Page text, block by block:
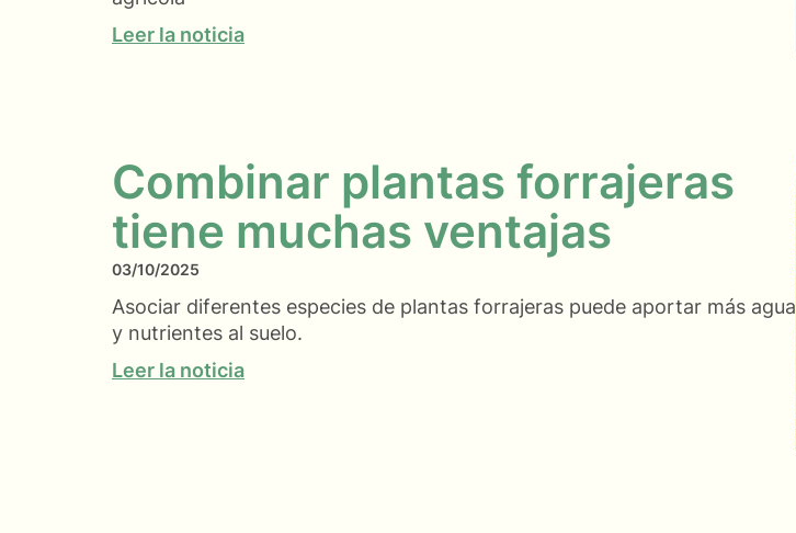
Leer la noticia
Combinar plantas forrajeras
tiene muchas ventajas
03/10/2025
Asociar diferentes especies de plantas forrajeras puede aportar más agua
y nutrientes al suelo.
Leer la noticia